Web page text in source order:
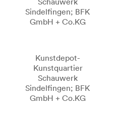
Sindelfingen; BFK
GmbH + Co.KG
Kunstdepot-
Kunstquartier
Schauwerk
Sindelfingen; BFK
GmbH + Co.KG